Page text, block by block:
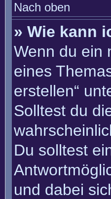
Nach oben
» Wie kann
Wenn du ein
eines
erstellen“
Solltest du
Du solltest
und dabei